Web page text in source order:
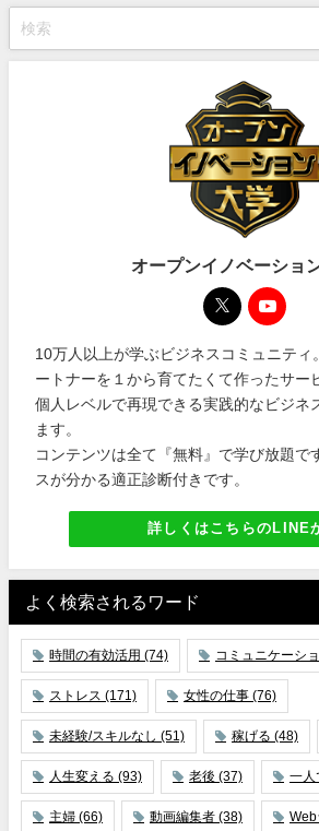
オープンイノベーショ
10万人以上が学ぶビジネスコミュニティ
ートナーを１から育てたくて作ったサー
個人レベルで再現できる実践的なビジネ
ます。
コンテンツは全て『無料』で学び放題で
スが分かる適正診断付きです。
詳しくはこちらのLINE
よく検索されるワード
時間の有効活用 (74) コミュニケーシ
ストレス (171) 女性の仕事 (76)
未経験/スキルなし (51) 稼げる (48)
人生変える (93) 老後 (37) 一人
主婦 (66) 動画編集者 (38) Web